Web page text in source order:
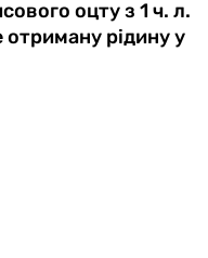
оцту з 1 ч. л.
отриману рідину у